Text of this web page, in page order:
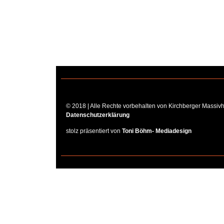
© 2018 | Alle Rechte vorbehalten von Kirchberger
Datenschutzerklärung
stolz präsentiert von Toni Böhm- Mediadesign